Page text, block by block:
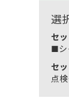
選
セ
■シ
セ
点